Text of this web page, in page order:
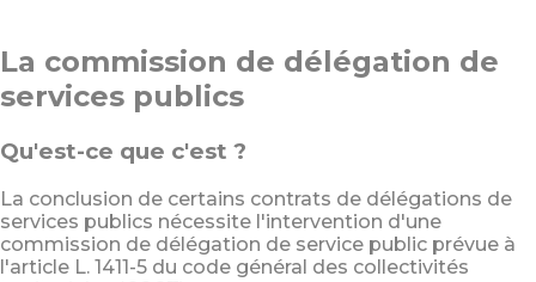
La commission de délégation de
services publics
Qu'est-ce que c'est ?
La conclusion de certains contrats de délégations de
services publics nécessite l'intervention d'une
commission de délégation de service public prévue à
l'article L. 1411-5 du code général des collectivités